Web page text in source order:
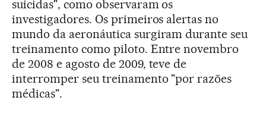
suicidas", como observaram os
investigadores. Os primeiros alertas no
mundo da aeronáutica surgiram durante seu
treinamento como piloto. Entre novembro
de 2008 e agosto de 2009, teve de
interromper seu treinamento "por razões
médicas".